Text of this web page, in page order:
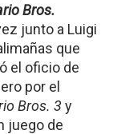
Bros.
junto a Luigi
que
el oficio de
por el
Bros. 3 y
juego de